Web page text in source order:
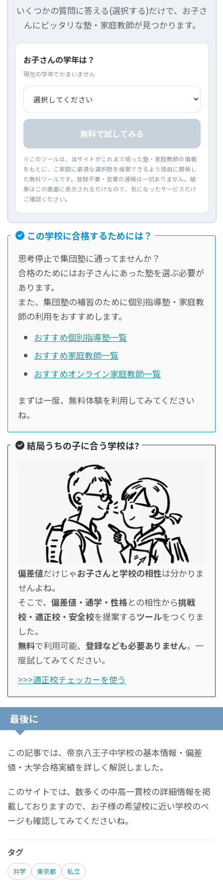
いくつかの質問に答える(選択する)だけで、お子さ
んにピッタリな塾・家庭教師が見つかります。
お子さんの学年は？
現在の学年でかまいません
無料で試してみる
※このツールは、当サイトがこれまで培った塾・家庭教師の情報
をもとに、ご家庭に最適な選択肢を提案できるよう独自に開発し
た無料ツールです。登録不要・営業の連絡は一切ありません。結
果はこの画面に表示されるだけなので、気になったサービスだけ
ご確認ください。
この学校に合格するためには？
思考停止で集団塾に通ってませんか？
合格のためにはお子さんにあった塾を選ぶ必要が
あります。
また、集団塾の補習のために個別指導塾・家庭教
師の利用をおすすめします。
おすすめ個別指導塾一覧
おすすめ家庭教師一覧
おすすめオンライン家庭教師一覧
まずは一度、無料体験を利用してみてください
ね。
結局うちの子に合う学校は?
偏差値だけじゃお子さんと学校の相性は分かりま
せんよね。
そこで、 偏差値・通学・性格との相性から挑戦
校・適正校・安全校を提案するツールをつくりま
した。
無料で利用可能、 登録なども必要ありません。一
度試してみてください。
>>>適正校チェッカーを使う
最後に
この記事では、帝京八王子中学校の基本情報・偏差
値・大学合格実績を詳しく解説しました。
このサイトでは、数多くの中高一貫校の詳細情報を掲
載しておりますので、お子様の希望校に近い学校のペ
ージも確認してみてくださいね。
タグ
共学 東京都 私立